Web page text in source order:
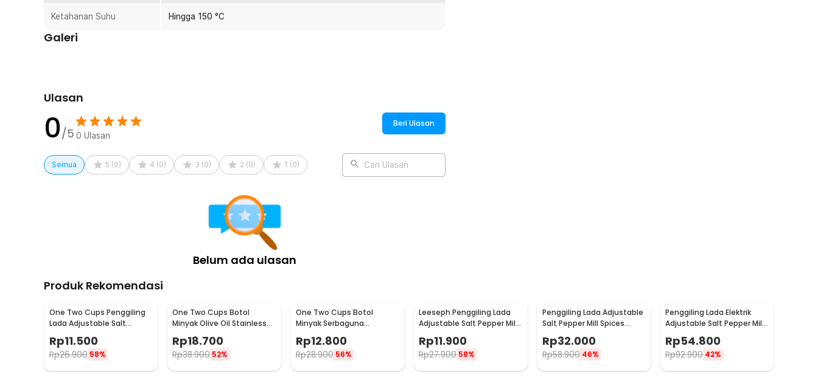
1 x Noolim Toples Kaca Penyimpanan Makanan Kedap Udara Storage Jar - HC102
Ketahanan Suhu Hingga 150 °C
Galeri
Ulasan
0/5 0 Ulasan
Beri Ulasan
Semua 5 (0) 4 (0) 3 (0) 2 (0) 1 (0) Cari Ulasan
Belum ada ulasan
Produk Rekomendasi
One Two Cups Penggiling
Lada Adjustable Salt
M15996
Rp11.500
Rp26.900 58%
One Two Cups Botol
Minyak Olive Oil Stainless
Steel Platted 500ml -
OT50
Rp18.700
Rp38.900 52%
One Two Cups Botol
Minyak Serbaguna
Seasoning Glass Jar 630ml
- CY180
Rp12.800
Rp28.900 56%
Leeseph Penggiling Lada
Adjustable Salt Pepper Mill
Rp11.900
Rp27.900 58%
Penggiling Lada Adjustable
Salt Pepper Mill Spices
Grinder 60ml - CIQ
Rp32.000
Rp58.900 46%
Penggiling Lada Elektrik
Adjustable Salt Pepper Mill
Grinder 100ml - 15CE7
Rp54.800
Rp92.900 42%